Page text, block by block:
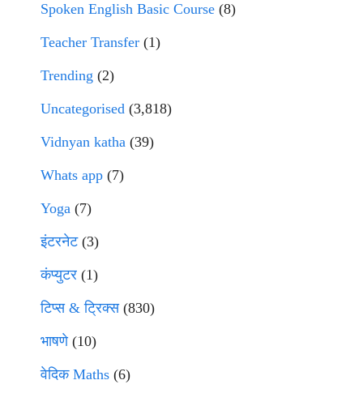
Spoken English Basic Course (8)
Teacher Transfer (1)
Trending (2)
Uncategorised (3,818)
Vidnyan katha (39)
Whats app (7)
Yoga (7)
इंटरनेट(3)
कंप्युटर (1)
टिप्स & ट्रिक्स(830)
भाषणे(10)
वेदिक Maths (6)